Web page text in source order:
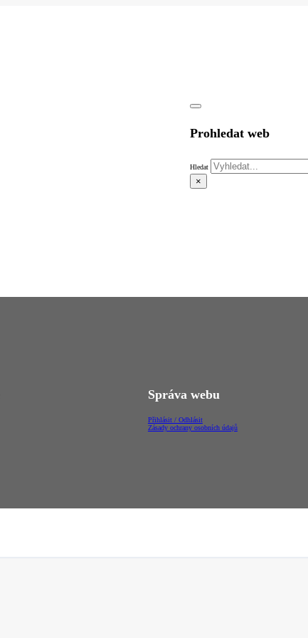
Prohledat web
Hledat
×
Správa webu
Přihlásit / Odhlásit
Zásady ochrany osobních údajů